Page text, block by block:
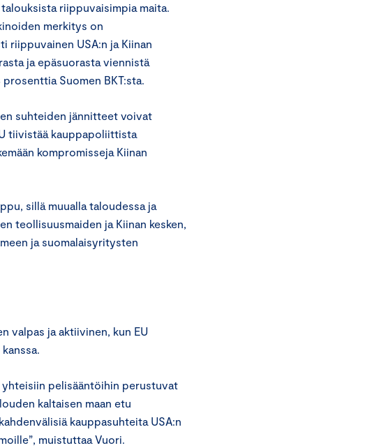
riippuvaisimpia maita.
merkitys on
riippuvainen USA:n ja Kiinan
ja epäsuorasta viennistä
Suomen BKT:sta.
suhteiden jännitteet voivat
tiivistää kauppapoliittista
kompromisseja Kiinan
sillä muualla taloudessa ja
teollisuusmaiden ja Kiinan kesken,
ja suomalaisyritysten
valpas ja aktiivinen, kun EU
pelisääntöihin perustuvat
kaltaisen maan etu
kauppasuhteita USA:n
muistuttaa Vuori.